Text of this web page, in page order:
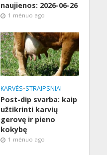
naujienos: 2026-06-26
1 mėnuo ago
KARVĖS•STRAIPSNIAI
Post-dip svarba: kaip
užtikrinti karvių
gerovę ir pieno
kokybę
1 mėnuo ago